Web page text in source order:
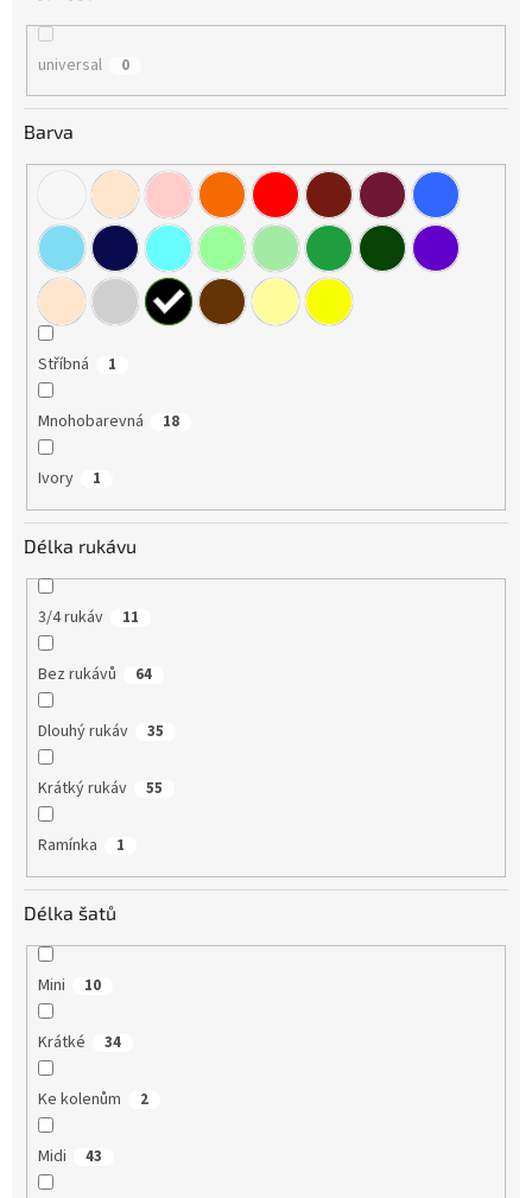
universal 0
Barva
Stříbná 1
Mnohobarevná 18
Ivory 1
Délka rukávu
3/4 rukáv 11
Bez rukávů 64
Dlouhý rukáv 35
Krátký rukáv 55
Ramínka 1
Délka šatů
Mini 10
Krátké 34
Ke kolenům 2
Midi 43